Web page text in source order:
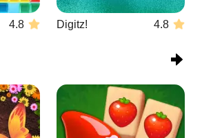
4.8 Digitz! 4.8